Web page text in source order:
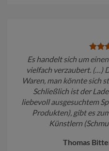
Es handelt sich um
vielfach verzaubert. (…)
Waren, man könnte sich
Schließlich ist der
liebevoll ausgesuchtem
Produkten), gibt es
Künstlern
Thomas